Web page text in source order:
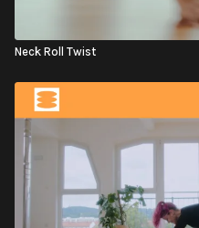
Neck Roll Twist